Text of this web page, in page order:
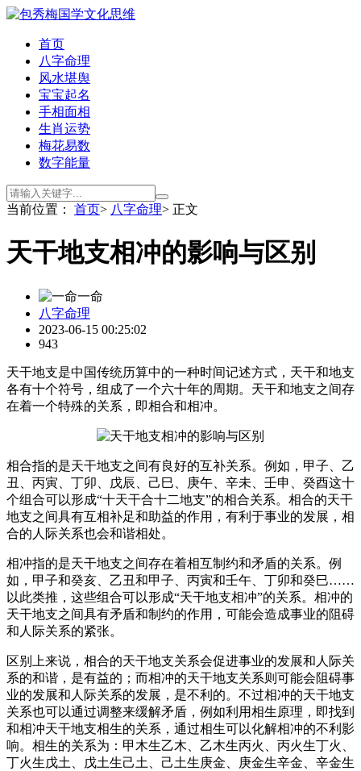
首页
八字命理
风水堪舆
宝宝起名
手相面相
生肖运势
梅花易数
数字能量
当前位置： 首页> 八字命理> 正文
天干地支相冲的影响与区别
一命
八字命理
2023-06-15 00:25:02
943
天干地支是中国传统历算中的一种时间记述方式，天干和地支
各有十个符号，组成了一个六十年的周期。天干和地支之间存
在着一个特殊的关系，即相合和相冲。
相合指的是天干地支之间有良好的互补关系。例如，甲子、乙
丑、丙寅、丁卯、戊辰、己巳、庚午、辛未、壬申、癸酉这十
个组合可以形成“十天干合十二地支”的相合关系。相合的天干
地支之间具有互相补足和助益的作用，有利于事业的发展，相
合的人际关系也会和谐相处。
相冲指的是天干地支之间存在着相互制约和矛盾的关系。例
如，甲子和癸亥、乙丑和甲子、丙寅和壬午、丁卯和癸巳……
以此类推，这些组合可以形成“天干地支相冲”的关系。相冲的
天干地支之间具有矛盾和制约的作用，可能会造成事业的阻碍
和人际关系的紧张。
区别上来说，相合的天干地支关系会促进事业的发展和人际关
系的和谐，是有益的；而相冲的天干地支关系则可能会阻碍事
业的发展和人际关系的发展，是不利的。不过相冲的天干地支
关系也可以通过调整来缓解矛盾，例如利用相生原理，即找到
和相冲天干地支相生的关系，通过相生可以化解相冲的不利影
响。相生的关系为：甲木生乙木、乙木生丙火、丙火生丁火、
丁火生戊土、戊土生己土、己土生庚金、庚金生辛金、辛金生